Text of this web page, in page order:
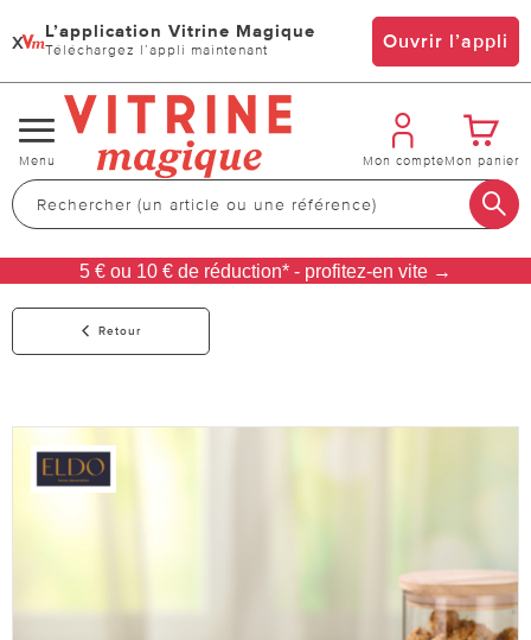
x L’application Vitrine Magique
Téléchargez l’appli maintenant Ouvrir l’appli
Changer
de
navigation
Menu Mon compteMon panier
5 € ou 10 € de réduction* - profitez-en vite →
Retour